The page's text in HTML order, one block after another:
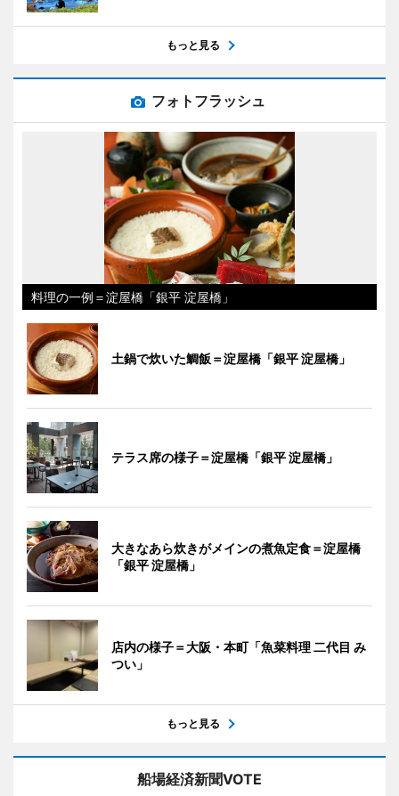
もっと見る
フォトフラッシュ
料理の一例＝淀屋橋「銀平 淀屋橋」
土鍋で炊いた鯛飯＝淀屋橋「銀平 淀屋橋」
テラス席の様子＝淀屋橋「銀平 淀屋橋」
大きなあら炊きがメインの煮魚定食＝淀屋橋
「銀平 淀屋橋」
店内の様子＝大阪・本町「魚菜料理 二代目 み
つい」
もっと見る
船場経済新聞VOTE